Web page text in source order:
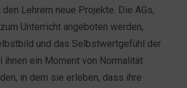
Lehrern neue Projekte. Die AGs,
Unterricht angeboten werden,
und das Selbstwertgefühl der
ihnen ein Moment von Normalität
in dem sie erleben, dass ihre